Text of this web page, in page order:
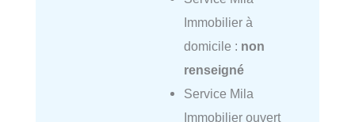
Immobilier à
domicile : non
renseigné
Service Mila
Immobilier ouvert